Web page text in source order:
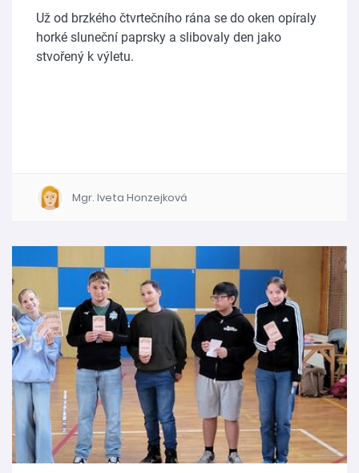
Už od brzkého čtvrtečního rána se do oken opíraly
horké sluneční paprsky a slibovaly den jako
stvořený k výletu.
Mgr. Iveta Honzejková